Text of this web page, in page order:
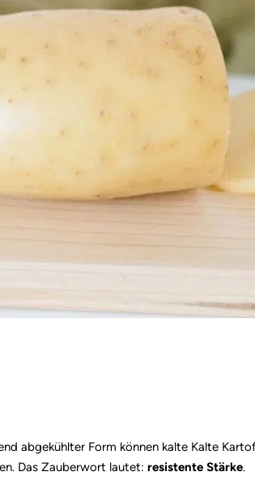
abgekühlter Form können kalte Kalte
Das Zauberwort lautet: resistente Stärke.